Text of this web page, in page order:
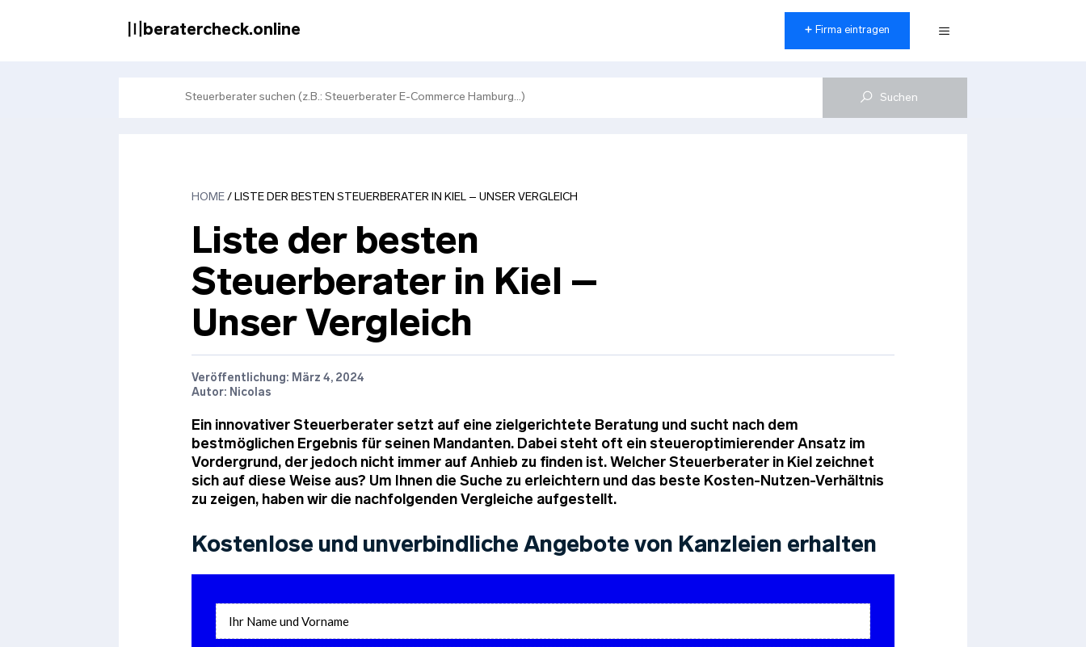
〣beratercheck.online Firma eintragen
HOME / LISTE DER BESTEN STEUERBERATER IN KIEL – UNSER VERGLEICH
Liste der besten
Steuerberater in Kiel –
Unser Vergleich
Veröffentlichung: März 4, 2024
Autor: Nicolas
Ein innovativer Steuerberater setzt auf eine zielgerichtete Beratung und sucht nach dem
bestmöglichen Ergebnis für seinen Mandanten. Dabei steht oft ein steueroptimierender Ansatz im
Vordergrund, der jedoch nicht immer auf Anhieb zu finden ist. Welcher Steuerberater in Kiel zeichnet
sich auf diese Weise aus? Um Ihnen die Suche zu erleichtern und das beste Kosten-Nutzen-Verhältnis
zu zeigen, haben wir die nachfolgenden Vergleiche aufgestellt.
Kostenlose und unverbindliche Angebote von Kanzleien erhalten